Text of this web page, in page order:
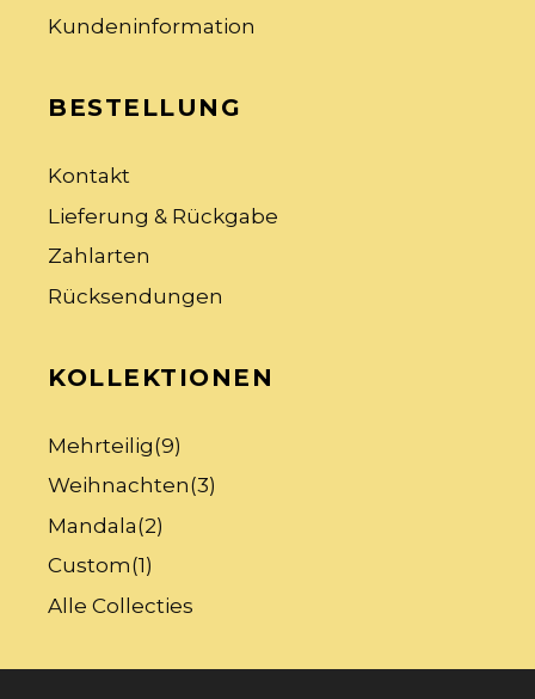
Kundeninformation
BESTELLUNG
Kontakt
Lieferung & Rückgabe
Zahlarten
Rücksendungen
KOLLEKTIONEN
Mehrteilig(9)
Weihnachten(3)
Mandala(2)
Custom(1)
Alle Collecties